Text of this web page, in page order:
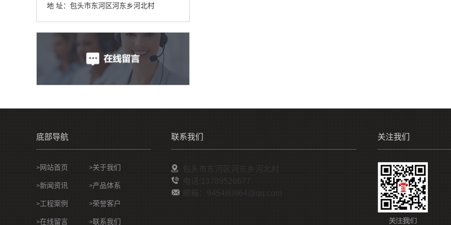
地 址：包头市东河区河东乡河北村
底部导航
>网站首页 >关于我们
>新闻资讯 >产品体系
>工程案例 >荣誉客户
>在线留言 >联系我们
联系我们 关注我们